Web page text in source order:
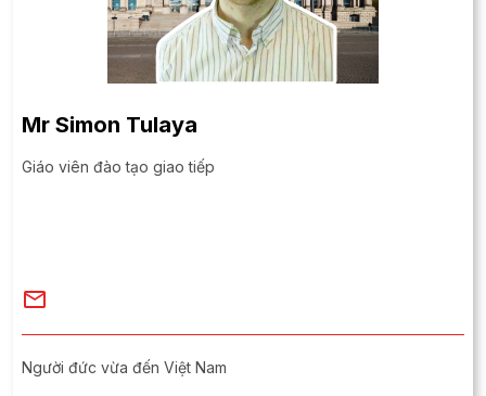
Mr Simon Tulaya
Giáo viên đào tạo giao tiếp
Người đức vừa đến Việt Nam